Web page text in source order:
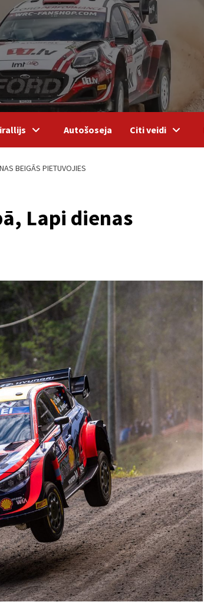
Autošoseja Citi veidi
BEIGĀS PIETUVOJIES
Lapi dienas